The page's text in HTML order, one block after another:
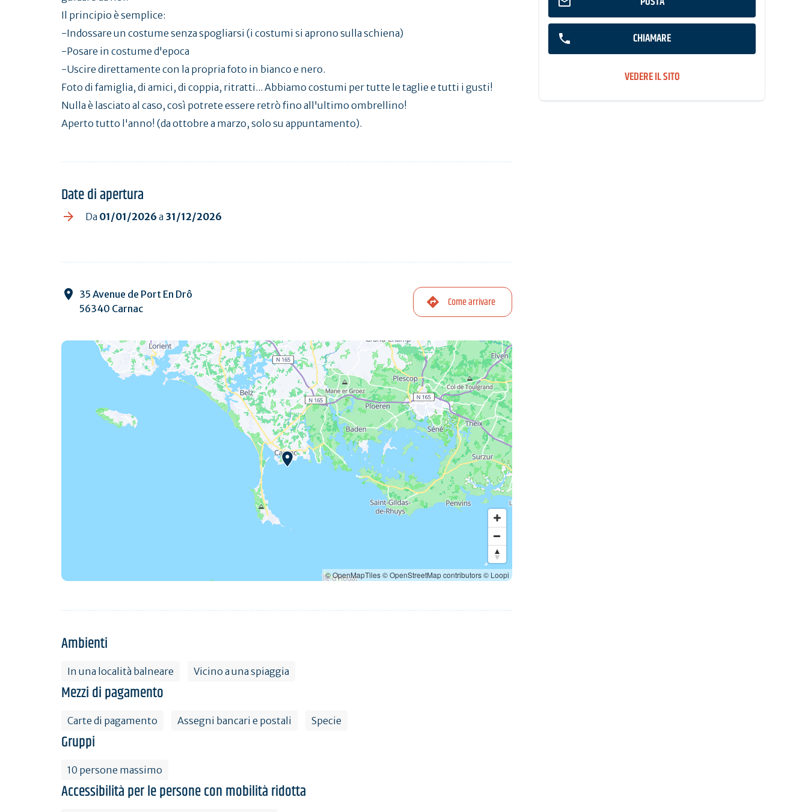
CHIAMARE
VEDERE IL SITO
Il principio è semplice:
-Indossare un costume senza spogliarsi (i costumi si aprono sulla schiena)
-Posare in costume d'epoca
-Uscire direttamente con la propria foto in bianco e nero.
Foto di famiglia, di amici, di coppia, ritratti... Abbiamo costumi per tutte le taglie e tutti i gusti!
Nulla è lasciato al caso, così potrete essere retrò fino all'ultimo ombrellino!
Aperto tutto l'anno! (da ottobre a marzo, solo su appuntamento).
Date di apertura
Da 01/01/2026 a 31/12/2026
35 Avenue de Port En Drô
56340 Carnac
Come arrivare
© OpenMapTiles© OpenStreetMap contributors© Loopi
Ambienti
In una località balneare Vicino a una spiaggia
Mezzi di pagamento
Carte di pagamento Assegni bancari e postali Specie
Gruppi
10 persone massimo
Accessibilità per le persone con mobilità ridotta